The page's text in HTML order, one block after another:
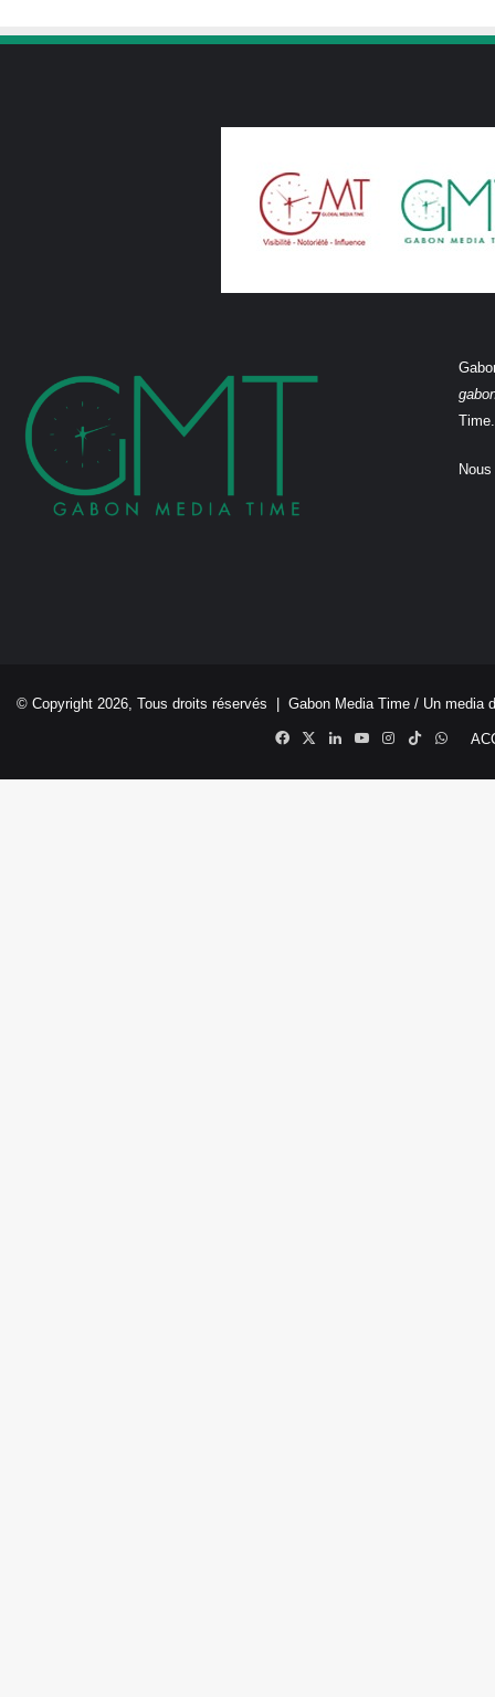
Time.
© Copyright 2026, Tous droits réservés | Gabon Media Time / Un media
Facebook
X LinkedinYouTubeInstagram
TikTok